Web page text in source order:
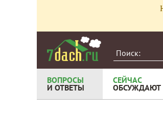
ВОПРОСЫ
И ОТВЕТЫ
СЕЙЧАС
ОБСУЖДАЮТ